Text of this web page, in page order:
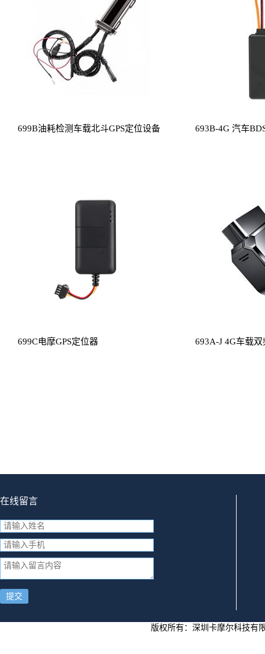
699B油耗检测车载北斗GPS定位设备 693B-4G 汽车
699C电摩GPS定位器
693A-J 4G车载
在线留言
提交
版权所有： 深圳卡摩尔科技